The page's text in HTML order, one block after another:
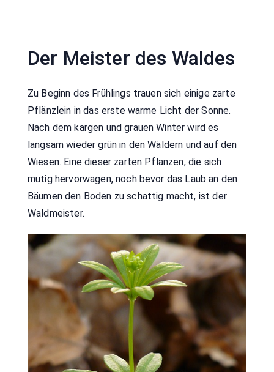
Der Meister des Waldes
Zu Beginn des Frühlings trauen sich einige zarte
Pflänzlein in das erste warme Licht der Sonne.
Nach dem kargen und grauen Winter wird es
langsam wieder grün in den Wäldern und auf den
Wiesen. Eine dieser zarten Pflanzen, die sich
mutig hervorwagen, noch bevor das Laub an den
Bäumen den Boden zu schattig macht, ist der
Waldmeister.